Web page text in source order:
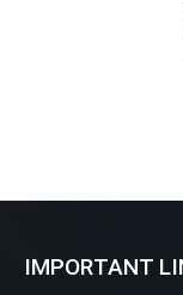
IMPORTANT